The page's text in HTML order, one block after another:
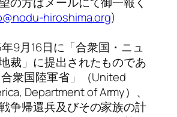
hiroshima.org)
9月16日に「合衆国・ニュ
裁」に提出されたものであ
衆国陸軍省」（United
Department of Army）、
争帰還兵及びその家族の計